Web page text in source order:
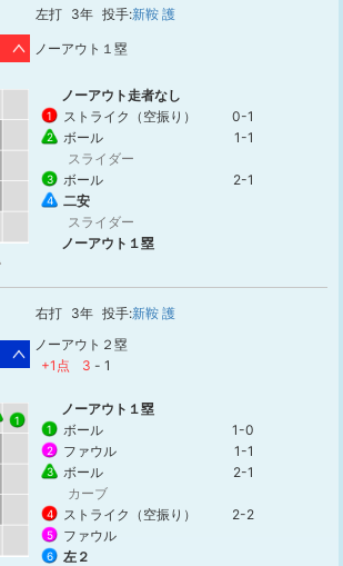
左打 3年 投手:新鞍 護
ノーアウト１塁
ノーアウト走者なし
1 ストライク（空振り） 0-1
2 ボール
1-1
スライダー
3 ボール 2-1
4
二安
スライダー
ノーアウト１塁
右打 3年 投手:新鞍 護
ノーアウト２塁
+1点
3 - 1
1
ノーアウト１塁
1 ボール 1-0
2 ファウル 1-1
3 ボール
2-1
カーブ
4 ストライク（空振り） 2-2
5 ファウル
6
左２